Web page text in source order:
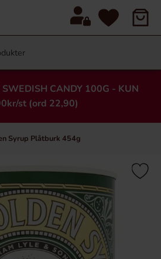
SWEDISH CANDY 100G - KUN
st (ord 22,90)
Syrup Plåtburk 454g
×